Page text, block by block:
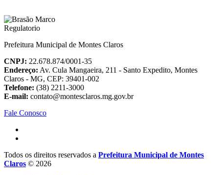
Prefeitura Municipal de Montes Claros
CNPJ: 22.678.874/0001-35
Endereço: Av. Cula Mangaeira, 211 - Santo Expedito, Montes
Claros - MG, CEP: 39401-002
Telefone: (38) 2211-3000
E-mail: contato@montesclaros.mg.gov.br
Fale Conosco
Todos os direitos reservados a Prefeitura Municipal de Montes
Claros © 2026